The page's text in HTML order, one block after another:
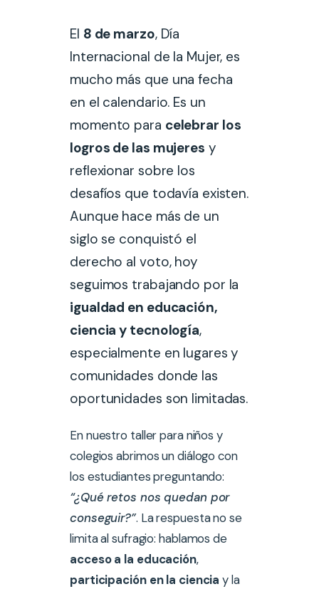
El 8 de marzo, Día
Internacional de la Mujer, es
mucho más que una fecha
en el calendario. Es un
momento para celebrar los
logros de las mujeres y
reflexionar sobre los
desafíos que todavía existen.
Aunque hace más de un
siglo se conquistó el
derecho al voto, hoy
seguimos trabajando por la
igualdad en educación,
ciencia y tecnología,
especialmente en lugares y
comunidades donde las
oportunidades son limitadas.
En nuestro taller para niños y
colegios abrimos un diálogo con
los estudiantes preguntando:
“¿Qué retos nos quedan por
conseguir?”. La respuesta no se
limita al sufragio: hablamos de
acceso a la educación,
participación en la ciencia y la